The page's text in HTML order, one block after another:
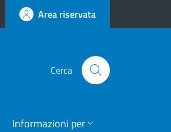
Area riservata
Cerca
Informazioni per